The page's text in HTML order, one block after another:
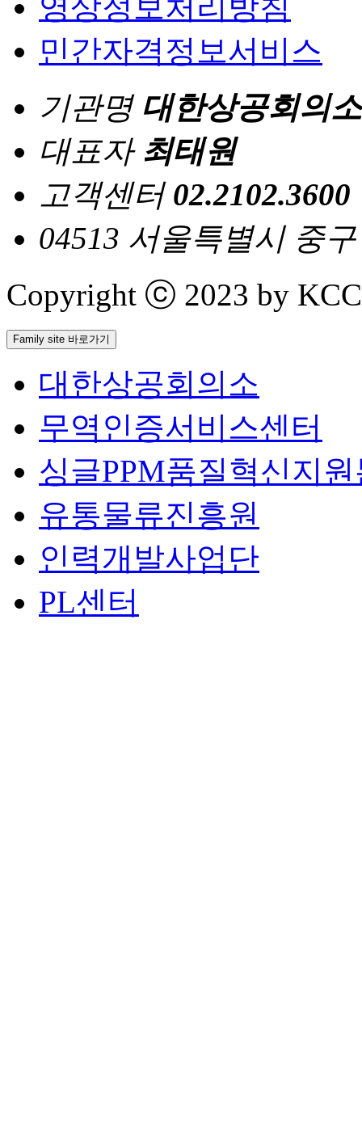
민간자격정보서비스
기관명 대한상공회의소
대표자 최태원
고객센터 02.2102.3600
04513 서울특별시 중
Copyright ⓒ 2023 by
Family site 바로가기
대한상공회의소
무역인증서비스센터
싱글PPM품질혁신지
유통물류진흥원
인력개발사업단
PL센터